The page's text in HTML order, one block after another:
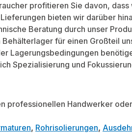
profitieren Sie davon, dass
bieten wir darüber
Beratung durch unser
für einen Großteil
Lagerungsbedingungen
Spezialisierung und
professionellen Handwerker
, Rohrisolierungen,